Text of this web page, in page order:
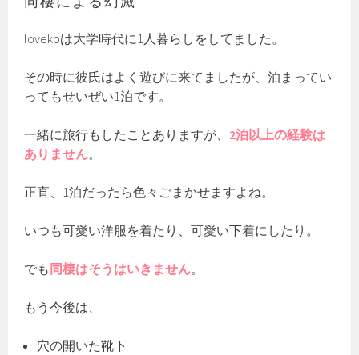
lovekoは大学時代に1人暮らしをしてました。
その時に彼氏はよく遊びに来てましたが、泊まってい
ってもせいぜい1泊です。
一緒に旅行もしたことありますが、 2泊以上の経験は
ありません。
正直、1泊だったら色々ごまかせますよね。
いつも可愛い洋服を着たり、可愛い下着にしたり。
でも同棲はそうはいきません。
もう今後は、
穴の開いた靴下